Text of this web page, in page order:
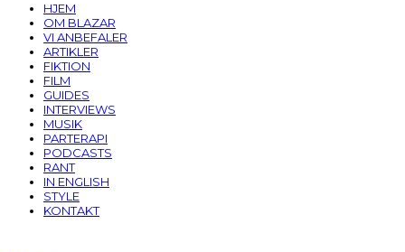
HJEM
OM BLAZAR
VI ANBEFALER
ARTIKLER
FIKTION
FILM
GUIDES
INTERVIEWS
MUSIK
PARTERAPI
PODCASTS
RANT
IN ENGLISH
STYLE
KONTAKT